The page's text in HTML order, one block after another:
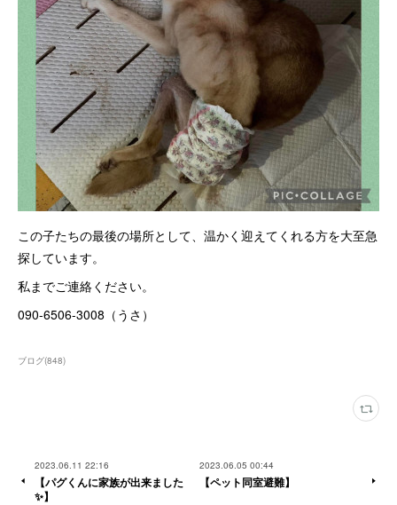
この子たちの最後の場所として、温かく迎えてくれる方を大至急
探しています。
私までご連絡ください。
090-6506-3008（うさ）
ブログ(848)
2023.06.11 22:16
【パグくんに家族が出来ました
✨】
2023.06.05 00:44
【ペット同室避難】